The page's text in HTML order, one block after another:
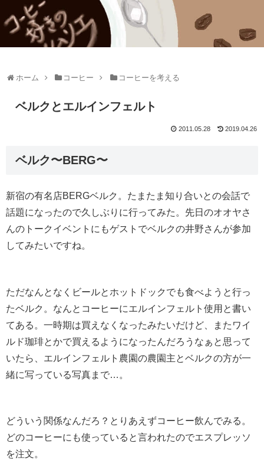
ホーム コーヒー コーヒーを考える
ベルクとエルインフェルト
2011.05.28 2019.04.26
ベルク〜BERG〜
新宿の有名店BERGベルク。たまたま知り合いとの会話で
話題になったので久しぶりに行ってみた。先日のオオヤさ
んのトークイベントにもゲストでベルクの井野さんが参加
してみたいですね。
ただなんとなくビールとホットドックでも食べようと行っ
たベルク。なんとコーヒーにエルインフェルト使用と書い
てある。一時期は買えなくなったみたいだけど、またワイ
ルド珈琲とかで買えるようになったんだろうなぁと思って
いたら、エルインフェルト農園の農園主とベルクの方が一
緒に写っている写真まで…。
どういう関係なんだろ？とりあえずコーヒー飲んでみる。
どのコーヒーにも使っていると言われたのでエスプレッソ
を注文。